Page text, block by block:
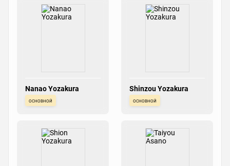
Nanao Yozakura
основной
Shinzou Yozakura
основной